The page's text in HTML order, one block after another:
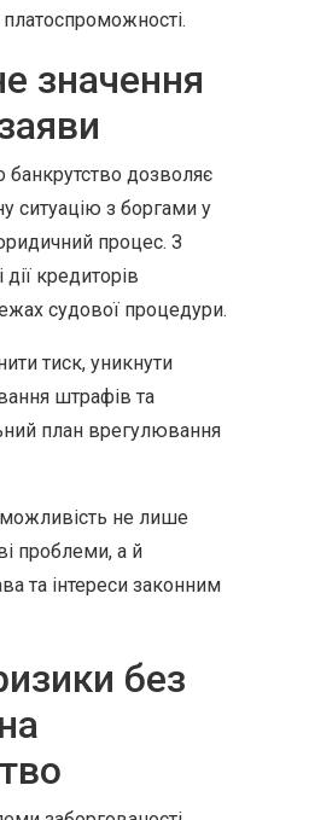
значення
банкрутство дозволяє
ситуацію з боргами у
процес. З
кредиторів
судової процедури.
тиск, уникнути
штрафів та
план врегулювання
не лише
проблеми, а й
та інтереси законним
без